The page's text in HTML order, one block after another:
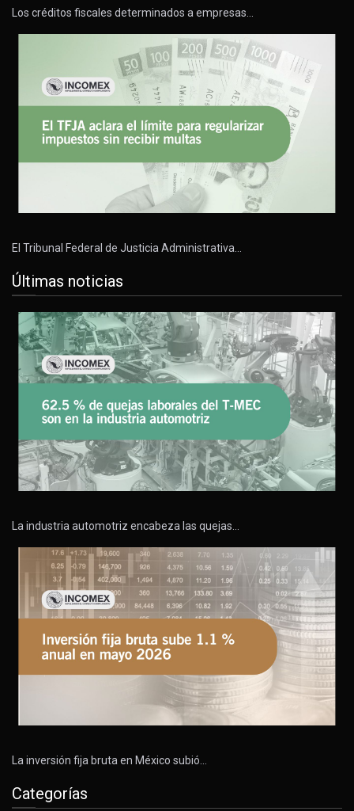
Los créditos fiscales determinados a empresas…
El Tribunal Federal de Justicia Administrativa…
Últimas noticias
La industria automotriz encabeza las quejas…
La inversión fija bruta en México subió…
Categorías